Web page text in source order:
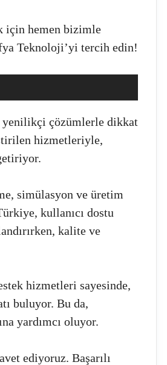
için hemen bizimle
Teknoloji’yi tercih edin!
yenilikçi çözümlerle dikkat
hizmetleriyle,
simülasyon ve üretim
kullanıcı dostu
kalite ve
hizmetleri sayesinde,
buluyor. Bu da,
yardımcı oluyor.
ediyoruz. Başarılı